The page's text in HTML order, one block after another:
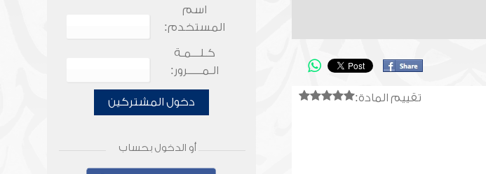
تقييم المادة:
اسم
المستخدم:
كـلـــمـة
الـمـــــرور:
دخول المشتركين
أو الدخول بحساب